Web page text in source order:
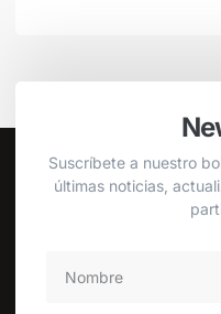
Suscríbete a nuestro
últimas noticias,